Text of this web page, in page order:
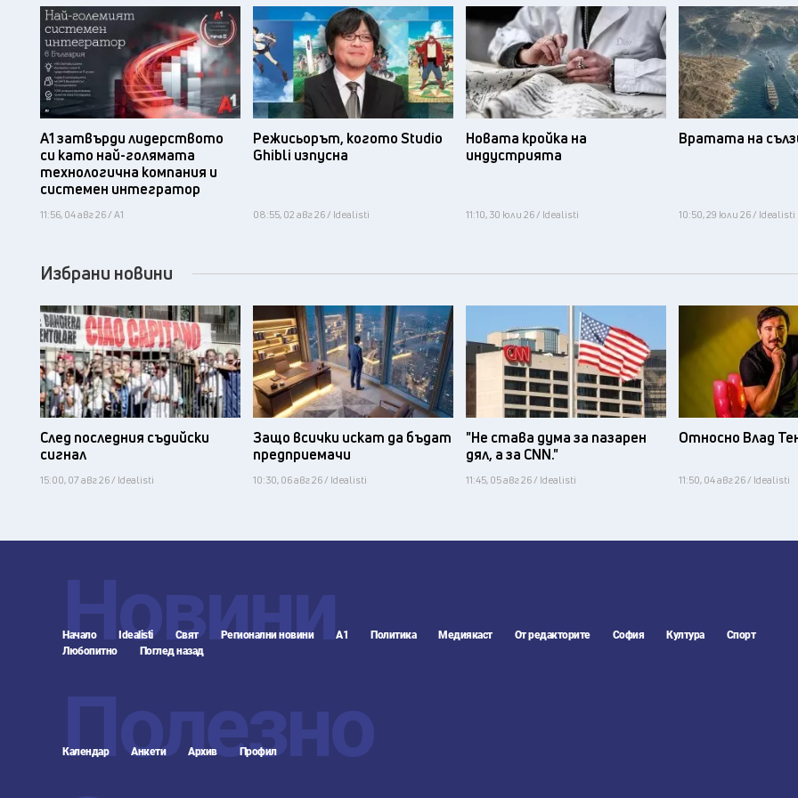
А1 затвърди лидерството
си като най-голямата
технологична компания и
системен интегратор
11:56, 04 авг 26 / А1
Режисьорът, когото Studio
Ghibli изпусна
08:55, 02 авг 26 / Idealisti
Новата кройка на
индустрията
11:10, 30 юли 26 / Idealisti
Вратата на
10:50, 29 юли 26 / Idealisti
Избрани новини
След последния съдийски
сигнал
15:00, 07 авг 26 / Idealisti
Защо всички искат да бъдат
предприемачи
10:30, 06 авг 26 / Idealisti
"Не става дума за пазарен
дял, а за CNN."
11:45, 05 авг 26 / Idealisti
Относно Влад
11:50, 04 авг 26 / Idealisti
Новини
Начало Idealisti Свят Регионални новини А1 Политика Медиякаст От редакторите София Култура
Спорт
Любопитно
Поглед назад
Полезно
Календар Анкети Архив Профил